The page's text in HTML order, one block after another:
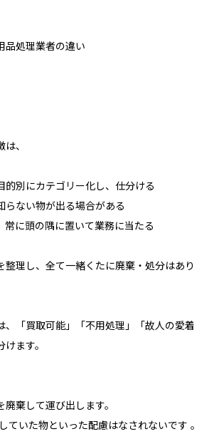
品処理業者の違い
、
的別にカテゴリー化し、仕分ける
らない物が出る場合がある
常に頭の隅に置いて業務に当たる
整理し、全て一緒くたに廃棄・処分はあり
、「買取可能」「不用処理」「故人の愛着
ます。
棄して運び出します。
ていた物といった配慮はなされないです 。